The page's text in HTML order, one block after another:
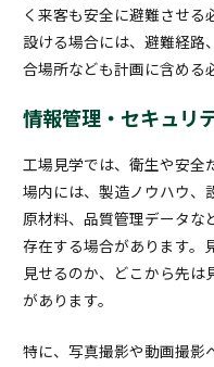
く来客も安全に避難させる
設ける場合には、避難経路
合場所なども計画に含める
情報管理・セキュリ
工場見学では、衛生や安全
場内には、製造ノウハウ、
原材料、品質管理データな
存在する場合があります。
見せるのか、どこから先は
があります。
特に、写真撮影や動画撮影